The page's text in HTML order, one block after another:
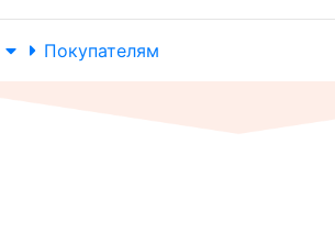
Покупателям